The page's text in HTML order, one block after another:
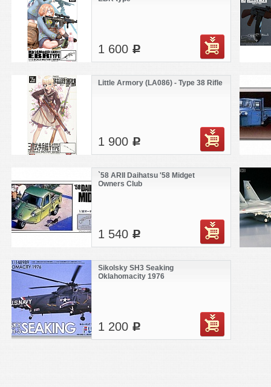
1 600 c
Little Armory (LA086) - Type 38 Rifle
1 900 c
`58 ARII Daihatsu '58 Midget
Owners Club
1 540 c
Sikolsky SH3 Seaking
Oklahomacity 1976
1 200 c